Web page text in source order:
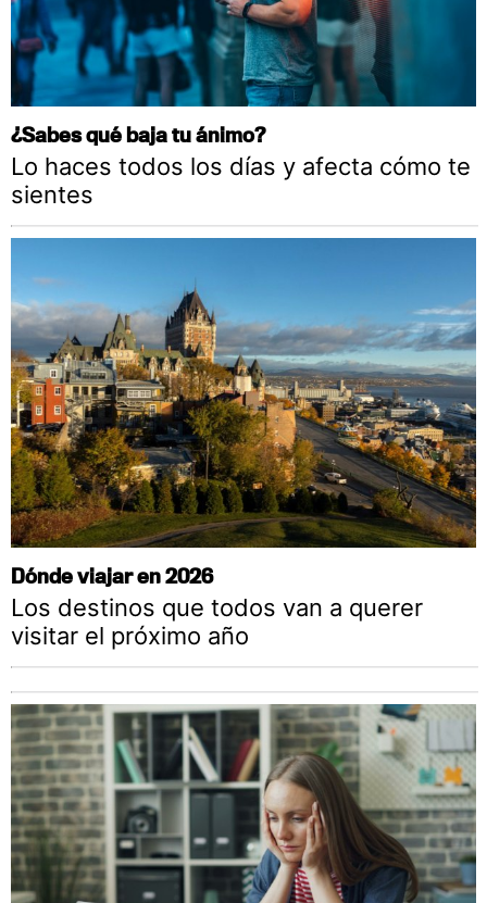
¿Sabes qué baja tu ánimo?
Lo haces todos los días y afecta cómo te
sientes
Dónde viajar en 2026
Los destinos que todos van a querer
visitar el próximo año